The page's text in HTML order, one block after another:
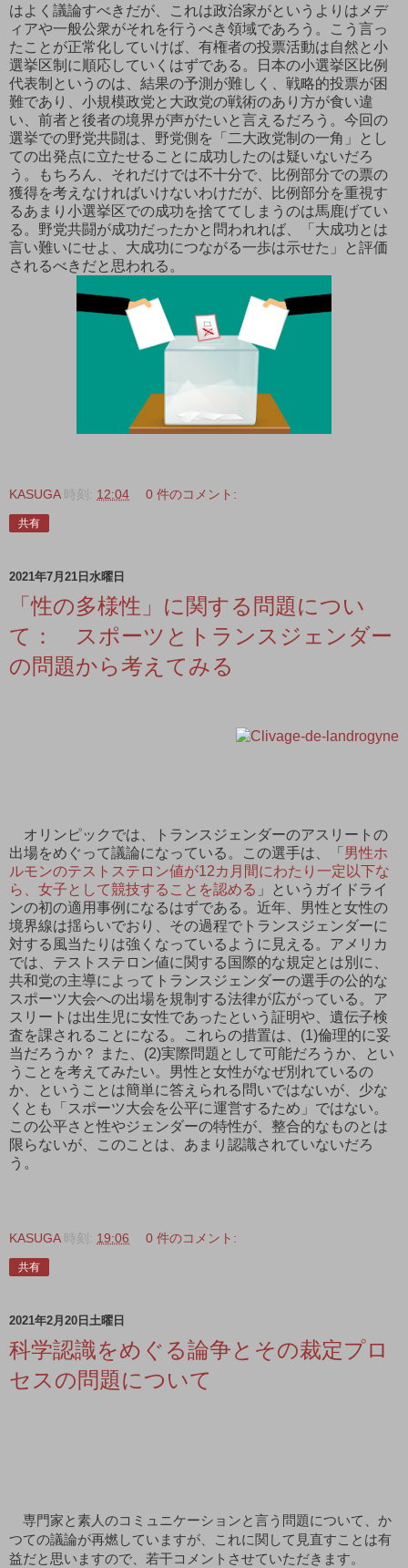
はよく議論すべきだが、これは政治家がというよりはメデ
ィアや一般公衆がそれを行うべき領域であろう。こう言っ
たことが正常化していけば、有権者の投票活動は自然と小
選挙区制に順応していくはずである。日本の小選挙区比例
代表制というのは、結果の予測が難しく、戦略的投票が困
難であり、小規模政党と大政党の戦術のあり方が食い違
い、前者と後者の境界が声がたいと言えるだろう。今回の
選挙での野党共闘は、野党側を「二大政党制の一角」とし
ての出発点に立たせることに成功したのは疑いないだろ
う。もちろん、それだけでは不十分で、比例部分での票の
獲得を考えなければいけないわけだが、比例部分を重視す
るあまり小選挙区での成功を捨ててしまうのは馬鹿げてい
る。野党共闘が成功だったかと問われれば、「大成功とは
言い難いにせよ、大成功につながる一歩は示せた」と評価
されるべきだと思われる。
KASUGA 時刻: 12:04 0 件のコメント:
共有
2021年7月21日水曜日
「性の多様性」に関する問題につい
て： スポーツとトランスジェンダー
の問題から考えてみる
オリンピックでは、トランスジェンダーのアスリートの
出場をめぐって議論になっている。この選手は、「 男性ホ
ルモンのテストステロン値が12カ月間にわたり一定以下な
ら、女子として競技することを認める 」というガイドライ
ンの初の適用事例になるはずである。近年、男性と女性の
境界線は揺らいでおり、その過程でトランスジェンダーに
対する風当たりは強くなっているように見える。アメリカ
では、テストステロン値に関する国際的な規定とは別に、
共和党の主導によってトランスジェンダーの選手の公的な
スポーツ大会への出場を規制する法律が広がっている。ア
スリートは出生児に女性であったという証明や、遺伝子検
査を課されることになる。これらの措置は、(1)倫理的に妥
当だろうか？ また、(2)実際問題として可能だろうか、とい
うことを考えてみたい。男性と女性がなぜ別れているの
か、ということは簡単に答えられる問いではないが、少な
くとも「スポーツ大会を公平に運営するため」ではない。
この公平さと性やジェンダーの特性が、整合的なものとは
限らないが、このことは、あまり認識されていないだろ
う。
KASUGA 時刻: 19:06 0 件のコメント:
共有
2021年2月20日土曜日
科学認識をめぐる論争とその裁定プロ
セスの問題について
専門家と素人のコミュニケーションと言う問題について、か
つての議論が再燃していますが、これに関して見直すことは有
益だと思いますので、若干コメントさせていただきます。